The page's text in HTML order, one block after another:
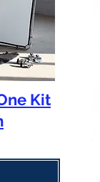
Kit